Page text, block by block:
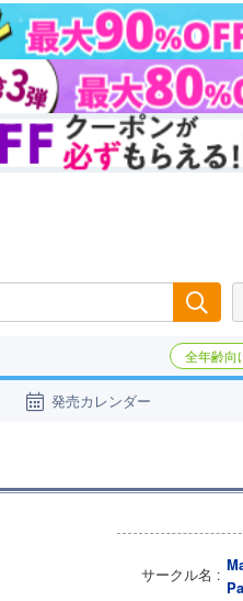
全年齢向
発売カレンダー
サークル名